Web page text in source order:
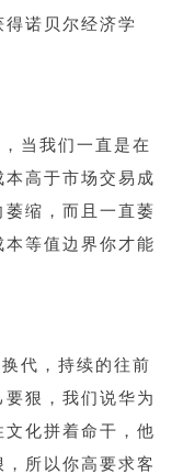
诺贝尔经济学
当我们一直是在
高于市场交易成
缩，而且一直萎
等值边界你才能
代，持续的往前
狠，我们说华为
化拼着命干，他
所以你高要求客